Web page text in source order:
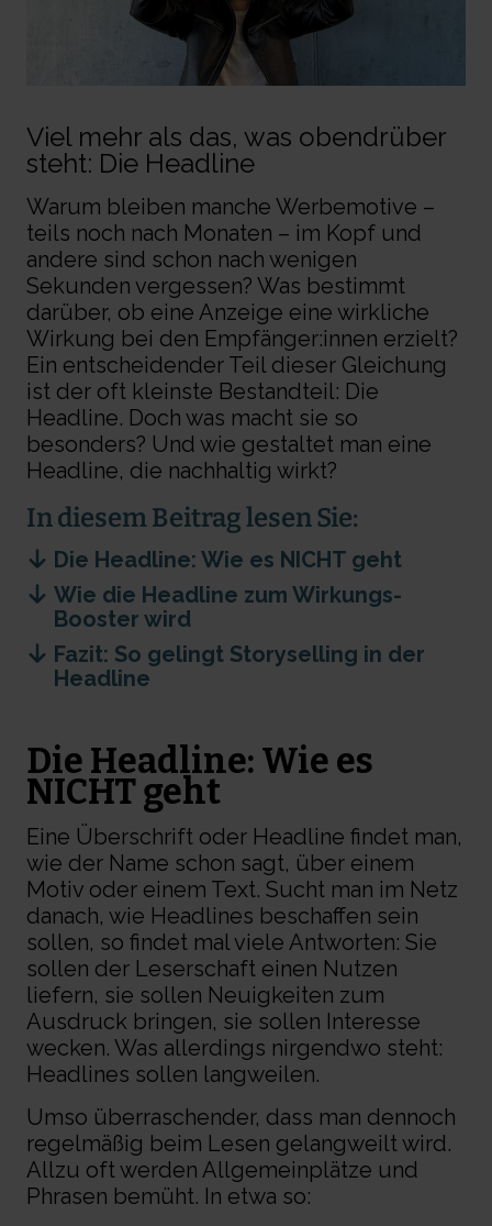
Viel mehr als das, was obendrüber
steht: Die Headline
Warum bleiben manche Werbemotive –
teils noch nach Monaten – im Kopf und
andere sind schon nach wenigen
Sekunden vergessen? Was bestimmt
darüber, ob eine Anzeige eine wirkliche
Wirkung bei den Empfänger:innen erzielt?
Ein entscheidender Teil dieser Gleichung
ist der oft kleinste Bestandteil: Die
Headline. Doch was macht sie so
besonders? Und wie gestaltet man eine
Headline, die nachhaltig wirkt?
In diesem Beitrag lesen Sie:
Die Headline: Wie es NICHT geht
Wie die Headline zum Wirkungs-
Booster wird
Fazit: So gelingt Storyselling in der
Headline
Die Headline: Wie es
NICHT geht
Eine Überschrift oder Headline findet man,
wie der Name schon sagt, über einem
Motiv oder einem Text. Sucht man im Netz
danach, wie Headlines beschaffen sein
sollen, so findet mal viele Antworten: Sie
sollen der Leserschaft einen Nutzen
liefern, sie sollen Neuigkeiten zum
Ausdruck bringen, sie sollen Interesse
wecken. Was allerdings nirgendwo steht:
Headlines sollen langweilen.
Umso überraschender, dass man dennoch
regelmäßig beim Lesen gelangweilt wird.
Allzu oft werden Allgemeinplätze und
Phrasen bemüht. In etwa so: